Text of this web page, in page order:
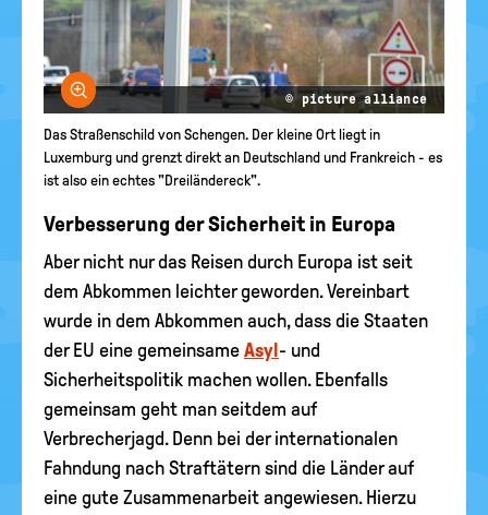
Bild vergrößern
© picture alliance
Das Straßenschild von Schengen. Der kleine Ort liegt in
Luxemburg und grenzt direkt an Deutschland und Frankreich - es
ist also ein echtes "Dreiländereck".
Verbesserung der Sicherheit in Europa
Aber nicht nur das Reisen durch Europa ist seit
dem Abkommen leichter geworden. Vereinbart
wurde in dem Abkommen auch, dass die Staaten
der EU eine gemeinsame Asyl - und
Sicherheitspolitik machen wollen. Ebenfalls
gemeinsam geht man seitdem auf
Verbrecherjagd. Denn bei der internationalen
Fahndung nach Straftätern sind die Länder auf
eine gute Zusammenarbeit angewiesen. Hierzu